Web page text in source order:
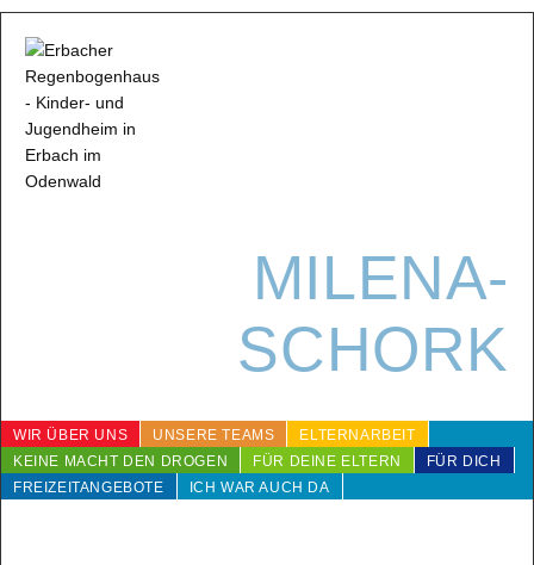
MILENA-
SCHORK
WIR ÜBER UNS UNSERE TEAMS
ELTERNARBEIT
KEINE MACHT DEN DROGEN
FÜR DEINE ELTERN
FÜR DICH
FREIZEITANGEBOTE
ICH WAR AUCH DA